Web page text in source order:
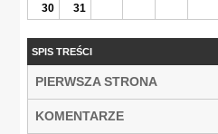
30
31
SPIS TREŚCI
PIERWSZA STRONA
KOMENTARZE